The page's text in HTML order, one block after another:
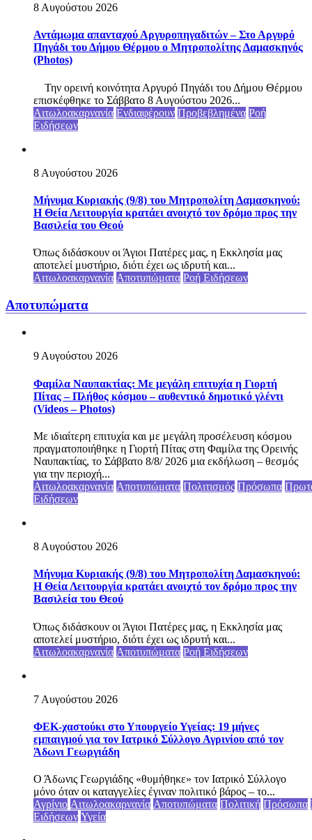
8 Αυγούστου 2026
Αντάμωμα απανταχού Αργυροπηγαδιτών – Στο Αργυρό
Πηγάδι του Δήμου Θέρμου ο Μητροπολίτης Δαμασκηνός
(Photos)
Την ορεινή κοινότητα Αργυρό Πηγάδι του Δήμου Θέρμου
επισκέφθηκε το Σάββατο 8 Αυγούστου 2026...
Αιτωλοακαρνανία Ενδιαφέρουν Προβεβλημένα Ροή
Ειδήσεων
8 Αυγούστου 2026
Μήνυμα Κυριακής (9/8) του Μητροπολίτη Δαμασκηνού:
Η Θεία Λειτουργία κρατάει ανοιχτό τον δρόμο προς την
Βασιλεία του Θεού
Όπως διδάσκουν οι Άγιοι Πατέρες μας, η Εκκλησία μας
αποτελεί μυστήριο, διότι έχει ως ιδρυτή και...
Αιτωλοακαρνανία Αποτυπώματα Ροή Ειδήσεων
Αποτυπώματα
9 Αυγούστου 2026
Φαμίλα Ναυπακτίας: Με μεγάλη επιτυχία η Γιορτή
Πίτας – Πλήθος κόσμου – αυθεντικό δημοτικό γλέντι
(Videos – Photos)
Με ιδιαίτερη επιτυχία και με μεγάλη προσέλευση κόσμου
πραγματοποιήθηκε η Γιορτή Πίτας στη Φαμίλα της Ορεινής
Ναυπακτίας, το Σάββατο 8/8/ 2026 μια εκδήλωση – θεσμός
για την περιοχή...
Αιτωλοακαρνανία Αποτυπώματα Πολιτισμός Πρόσωπα
Ειδήσεων
8 Αυγούστου 2026
Μήνυμα Κυριακής (9/8) του Μητροπολίτη Δαμασκηνού:
Η Θεία Λειτουργία κρατάει ανοιχτό τον δρόμο προς την
Βασιλεία του Θεού
Όπως διδάσκουν οι Άγιοι Πατέρες μας, η Εκκλησία μας
αποτελεί μυστήριο, διότι έχει ως ιδρυτή και...
Αιτωλοακαρνανία Αποτυπώματα Ροή Ειδήσεων
7 Αυγούστου 2026
ΦΕΚ-χαστούκι στο Υπουργείο Υγείας: 19 μήνες
εμπαιγμού για τον Ιατρικό Σύλλογο Αγρινίου από τον
Άδωνι Γεωργιάδη
Ο Άδωνις Γεωργιάδης «θυμήθηκε» τον Ιατρικό Σύλλογο
μόνο όταν οι καταγγελίες έγιναν πολιτικό βάρος – το...
Αγρίνιο Αιτωλοακαρνανία Αποτυπώματα Πολιτική Πρόσωπα
Ειδήσεων Υγεία